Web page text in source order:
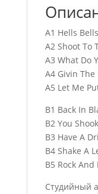
A1 Hells Bells
A2 Shoot To
A3 What Do
A4 Givin The
A5 Let Me
B1 Back In
B2 You
B3 Have A
B4 Shake A
B5 Rock
Студийный